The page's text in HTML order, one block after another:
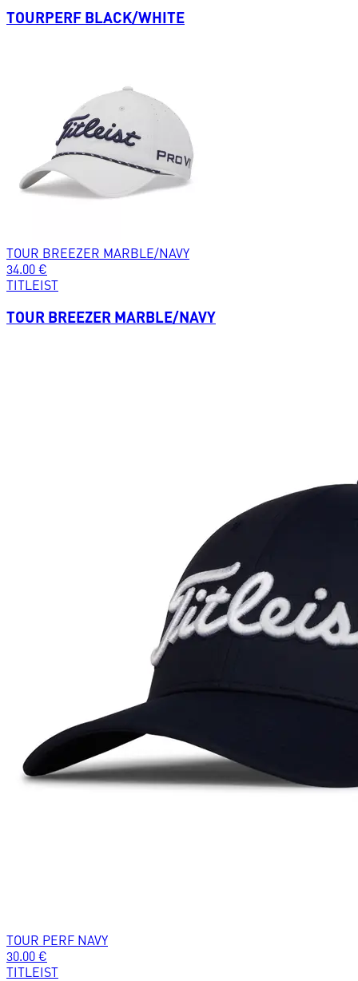
TOURPERF BLACK/WHITE
TOUR BREEZER MARBLE/NAVY
34.00 €
TITLEIST
TOUR BREEZER MARBLE/NAVY
TOUR PERF NAVY
30.00 €
TITLEIST